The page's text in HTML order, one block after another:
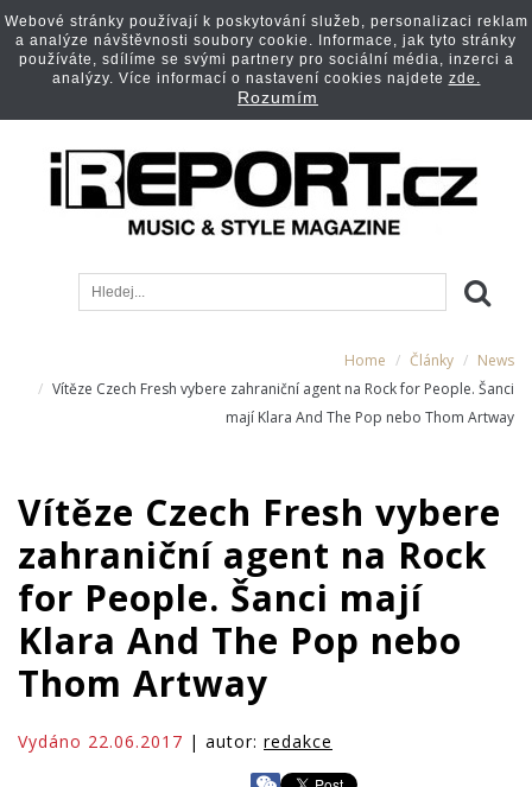
Home Články
News
Vítěze Czech Fresh vybere zahraniční agent na Rock for People. Šanci
mají Klara And The Pop nebo Thom Artway
Vítěze Czech Fresh vybere
zahraniční agent na Rock
for People. Šanci mají
Klara And The Pop nebo
Thom Artway
Vydáno 22.06.2017 | autor: redakce
Webové stránky používají k poskytování služeb, personalizaci reklam
a analýze návštěvnosti soubory cookie. Informace, jak tyto stránky
používáte, sdílíme se svými partnery pro sociální média, inzerci a
analýzy. Více informací o nastavení cookies najdete zde.
Rozumím